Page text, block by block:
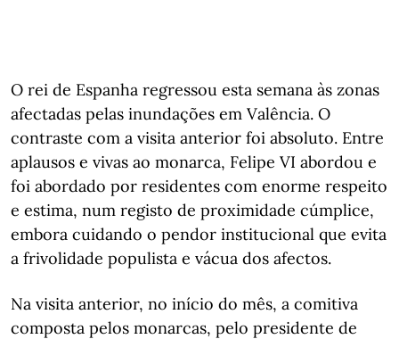
O rei de Espanha regressou esta semana às zonas
afectadas pelas inundações em Valência. O
contraste com a visita anterior foi absoluto. Entre
aplausos e vivas ao monarca, Felipe VI abordou e
foi abordado por residentes com enorme respeito
e estima, num registo de proximidade cúmplice,
embora cuidando o pendor institucional que evita
a frivolidade populista e vácua dos afectos.
Na visita anterior, no início do mês, a comitiva
composta pelos monarcas, pelo presidente de